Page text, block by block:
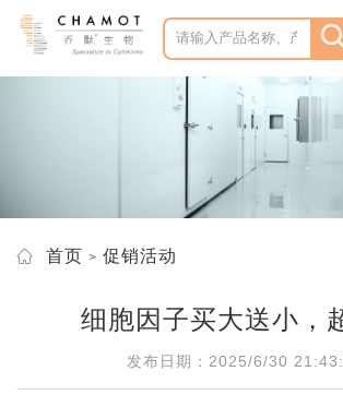
首页 促销活动
细胞因子买大送小，
发布日期：2025/6/30